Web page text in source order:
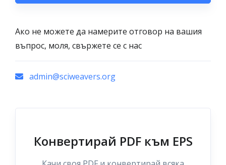
Ако не можете да намерите отговор на вашия
въпрос, моля, свържете се с нас
admin@sciweavers.org
Конвертирай PDF към EPS